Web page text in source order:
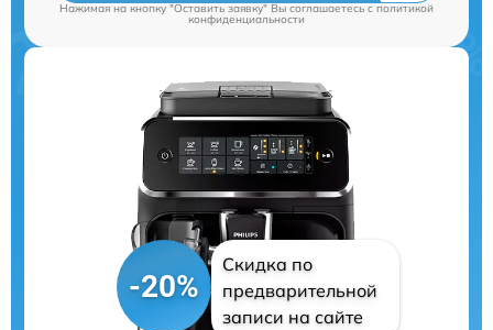
Нажимая на кнопку "Оставить заявку" Вы соглашаетесь c политикой
конфиденциальности
-20%
Скидка по
предварительной
записи на сайте